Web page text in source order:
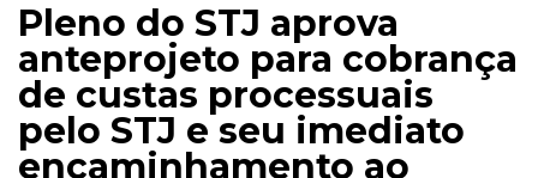
Pleno do STJ aprova
anteprojeto para cobrança
de custas processuais
pelo STJ e seu imediato
encaminhamento ao